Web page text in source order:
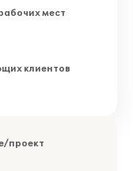
мест
клиентов
проект